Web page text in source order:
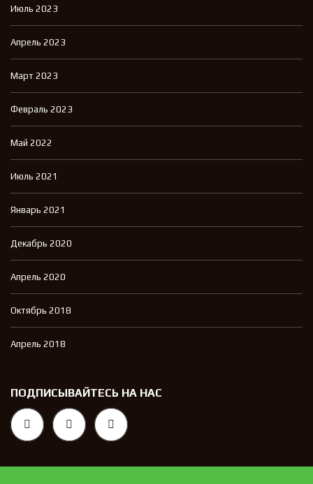
Июль 2023
Апрель 2023
Март 2023
Февраль 2023
Май 2022
Июль 2021
Январь 2021
Декабрь 2020
Апрель 2020
Октябрь 2018
Апрель 2018
ПОДПИСЫВАЙТЕСЬ НА НАС